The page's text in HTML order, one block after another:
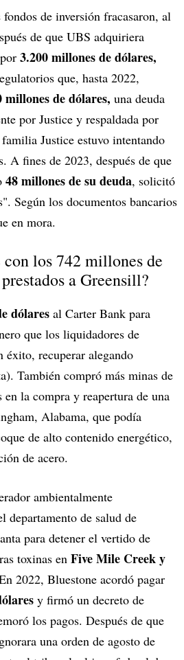
de inversión fracasaron, al
de que UBS adquiriera
3.200 millones de dólares,
que, hasta 2022,
millones de dólares, una deuda
por Justice y respaldada por
Justice estuvo intentando
A fines de 2023, después de que
48 millones de su deuda, solicitó
Según los documentos bancarios
en mora.
los 742 millones de
a Greensill?
dólares al Carter Bank para
que los liquidadores de
recuperar alegando
También compró más minas de
la compra y reapertura de una
Alabama, que podía
de alto contenido energético,
de acero.
ambientalmente
departamento de salud de
para detener el vertido de
toxinas en Five Mile Creek y
2022, Bluestone acordó pagar
y firmó un decreto de
los pagos. Después de que
una orden de agosto de